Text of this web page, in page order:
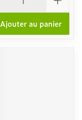
Ajouter au panier